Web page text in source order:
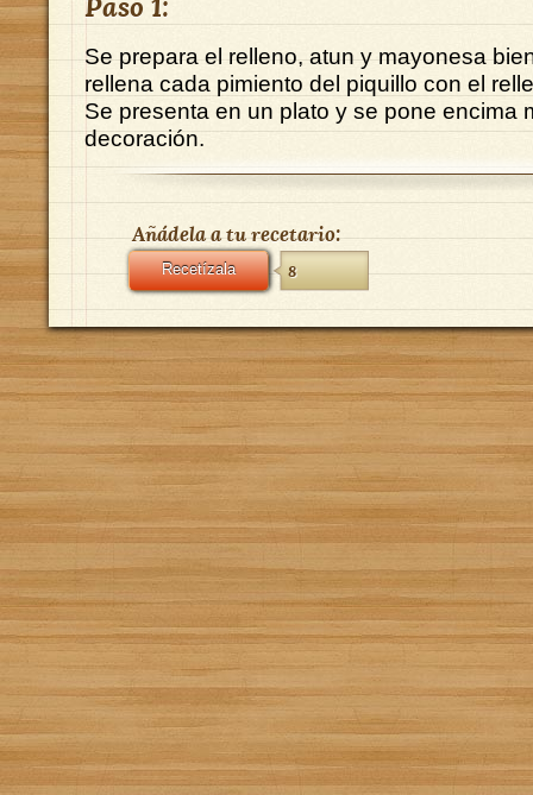
Se prepara el relleno, atun y mayonesa
rellena cada pimiento del piquillo con el
Se presenta en un plato y se pone encima
decoración.
Añádela a tu recetario:
Recetízala 8